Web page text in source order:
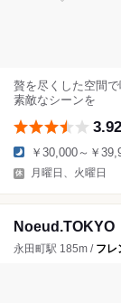
贅を尽くした空間
素敵なシーンを
3.92
￥30,000～￥
月曜日、火曜日
Noeud.TOKYO
永田町駅 185m / フレ